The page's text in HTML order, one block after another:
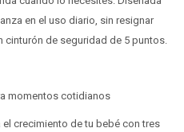
en el uso diario, sin resignar
cinturón de seguridad de 5 puntos.
momentos cotidianos
el crecimiento de tu bebé con tres